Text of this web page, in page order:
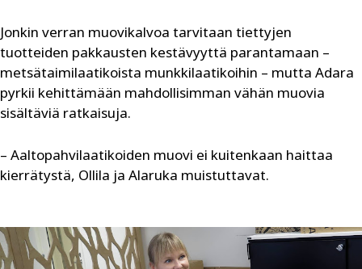
Jonkin verran muovikalvoa tarvitaan tiettyjen
tuotteiden pakkausten kestävyyttä parantamaan –
metsätaimilaatikoista munkkilaatikoihin – mutta Adara
pyrkii kehittämään mahdollisimman vähän muovia
sisältäviä ratkaisuja.
– Aaltopahvilaatikoiden muovi ei kuitenkaan haittaa
kierrätystä, Ollila ja Alaruka muistuttavat.